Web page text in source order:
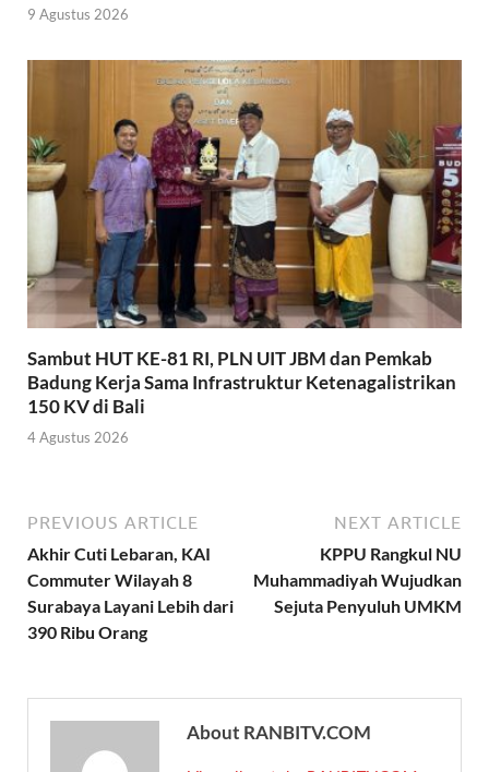
9 Agustus 2026
Sambut HUT KE-81 RI, PLN UIT JBM dan Pemkab
Badung Kerja Sama Infrastruktur Ketenagalistrikan
150 KV di Bali
4 Agustus 2026
PREVIOUS ARTICLE
Akhir Cuti Lebaran, KAI
Commuter Wilayah 8
Surabaya Layani Lebih dari
390 Ribu Orang
NEXT ARTICLE
KPPU Rangkul NU
Muhammadiyah Wujudkan
Sejuta Penyuluh UMKM
About RANBITV.COM